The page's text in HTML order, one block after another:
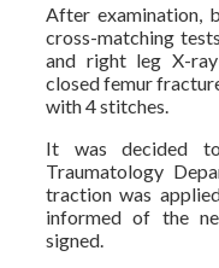
After examination,
cross-matching
and right leg X-
closed femur
with 4 stitches.
It was decided
Traumatology
traction was
informed of the
signed.